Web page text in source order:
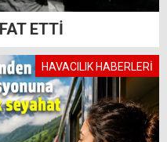
ETTİ
HAVACILIK HABERLERİ